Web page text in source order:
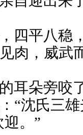
四平八稳
肉，威武
耳朵旁咬
“沈氏三
。”